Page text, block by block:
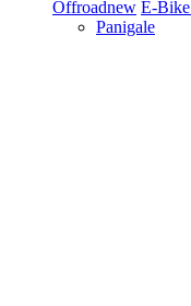
Offroadnew E-Bike
Panigale